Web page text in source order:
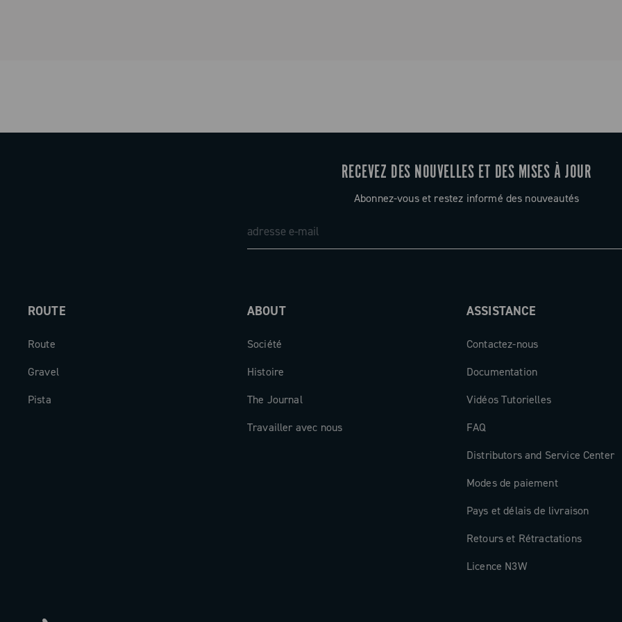
RECEVEZ DES NOUVELLES ET DES MISES À JOUR
Abonnez-vous et restez informé des nouveautés
ROUTE
Route
Gravel
Pista
ABOUT
Société
Histoire
The Journal
Travailler avec nous
ASSISTANCE
Contactez-nous
Documentation
Vidéos Tutorielles
FAQ
Distributors and Service Center
Modes de paiement
Pays et délais de livraison
Retours et Rétractations
Licence N3W